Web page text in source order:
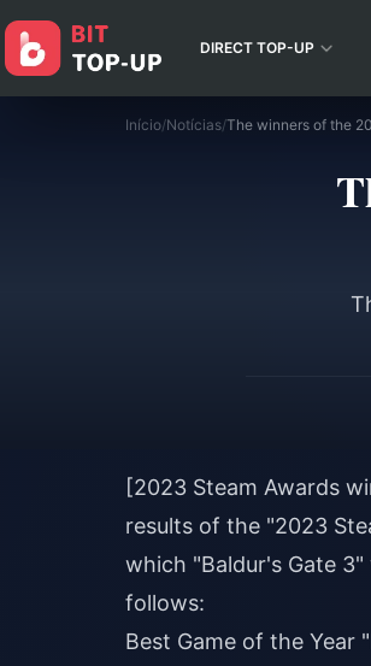
DIRECT TOP-UP
Início/Notícias/
[2023 Steam Awards
results of the "2023
which "Baldur's Gate
follows:
Best Game of the Year